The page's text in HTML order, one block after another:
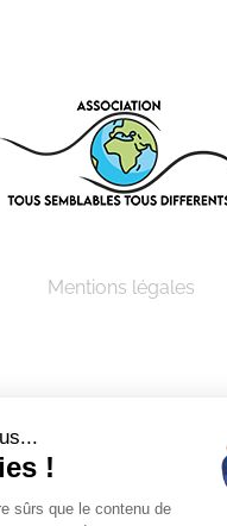
Mentions légales
2005 - 2026
TOUS DIFFERENTS |
!
sûrs que le contenu de